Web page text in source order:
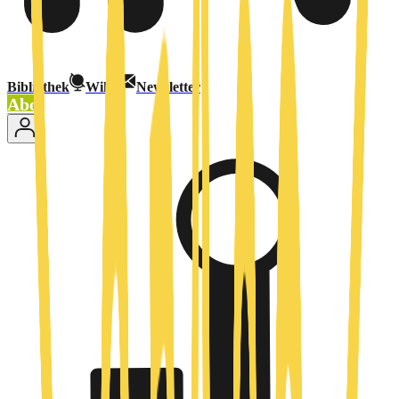
Bibliothek Wiki Newsletter
Abo